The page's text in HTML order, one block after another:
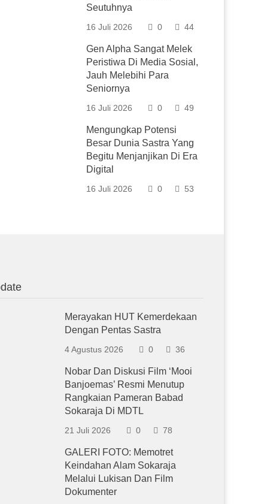
Seutuhnya
16 Juli 2026 0 44
Gen Alpha Sangat Melek
Peristiwa Di Media Sosial,
Jauh Melebihi Para
Seniornya
16 Juli 2026 0 49
Mengungkap Potensi
Besar Dunia Sastra Yang
Begitu Menjanjikan Di Era
Digital
16 Juli 2026 0 53
Merayakan HUT Kemerdekaan
Dengan Pentas Sastra
4 Agustus 2026 0 36
Nobar Dan Diskusi Film ‘Mooi
Banjoemas’ Resmi Menutup
Rangkaian Pameran Babad
Sokaraja Di MDTL
21 Juli 2026 0 78
GALERI FOTO: Memotret
Keindahan Alam Sokaraja
Melalui Lukisan Dan Film
Dokumenter